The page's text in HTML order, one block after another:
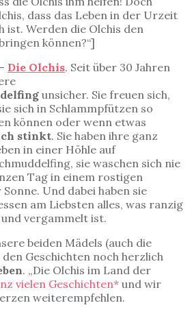
dass das Leben in der Urzeit
ist. Werden die Olchis den
können?“]
Die Olchis. Seit über 30 Jahren
unsicher. Sie freuen sich,
sich in Schlammpfützen so
können oder wenn etwas
stinkt. Sie haben ihre ganz
in einer Höhle auf
sie waschen sich nie
Tag in einem rostigen
Und dabei haben sie
am Liebsten alles, was ranzig
vergammelt ist.
beiden Mädels (auch die
Geschichten noch herzlich
. „Die Olchis im Land der
vielen Geschichten* und wir
weiterempfehlen.